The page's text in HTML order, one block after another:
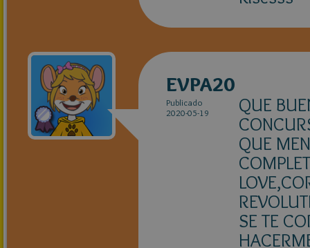
EVPA20
Publicado
2020-05-19
QUE
QUE
SE TE